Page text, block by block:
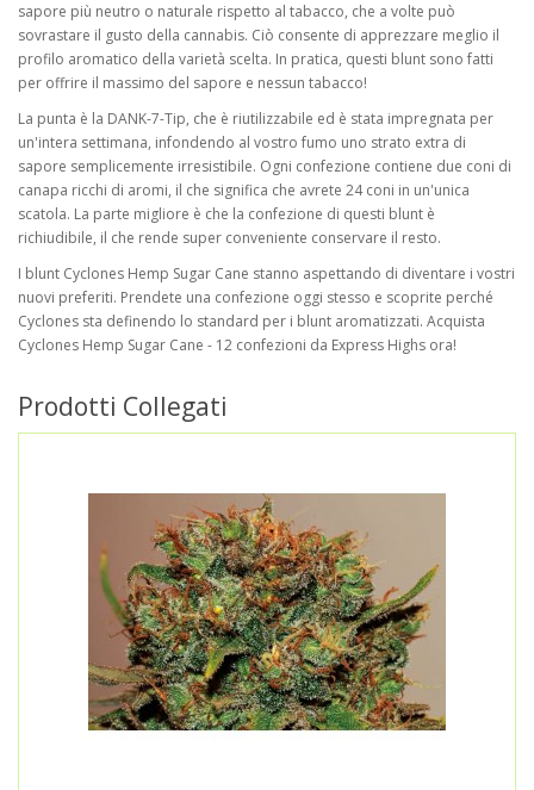
sapore più neutro o naturale rispetto al tabacco, che a volte può
sovrastare il gusto della cannabis. Ciò consente di apprezzare meglio il
profilo aromatico della varietà scelta. In pratica, questi blunt sono fatti
per offrire il massimo del sapore e nessun tabacco!
La punta è la DANK-7-Tip, che è riutilizzabile ed è stata impregnata per
un'intera settimana, infondendo al vostro fumo uno strato extra di
sapore semplicemente irresistibile. Ogni confezione contiene due coni di
canapa ricchi di aromi, il che significa che avrete 24 coni in un'unica
scatola. La parte migliore è che la confezione di questi blunt è
richiudibile, il che rende super conveniente conservare il resto.
I blunt Cyclones Hemp Sugar Cane stanno aspettando di diventare i vostri
nuovi preferiti. Prendete una confezione oggi stesso e scoprite perché
Cyclones sta definendo lo standard per i blunt aromatizzati. Acquista
Cyclones Hemp Sugar Cane - 12 confezioni da Express Highs ora!
Prodotti Collegati